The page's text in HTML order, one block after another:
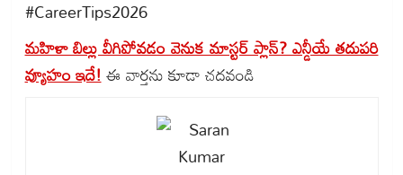
#CareerTips2026
మహిళా బిల్లు వీగిపోవడం వెనుక మాస్టర్ ప్లాన్? ఎన్డీయే తదుపరి
వ్యూహం ఇదే!ఈ వార్తను కూడా చదవండి